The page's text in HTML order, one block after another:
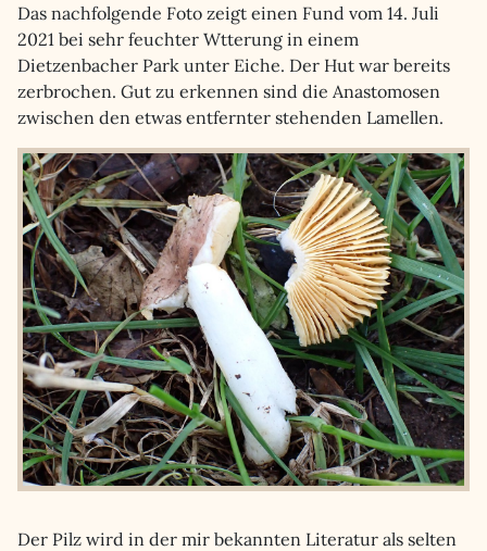
Das nachfolgende Foto zeigt einen Fund vom 14. Juli
2021 bei sehr feuchter Wtterung in einem
Dietzenbacher Park unter Eiche. Der Hut war bereits
zerbrochen. Gut zu erkennen sind die Anastomosen
zwischen den etwas entfernter stehenden Lamellen.
Der Pilz wird in der mir bekannten Literatur als selten